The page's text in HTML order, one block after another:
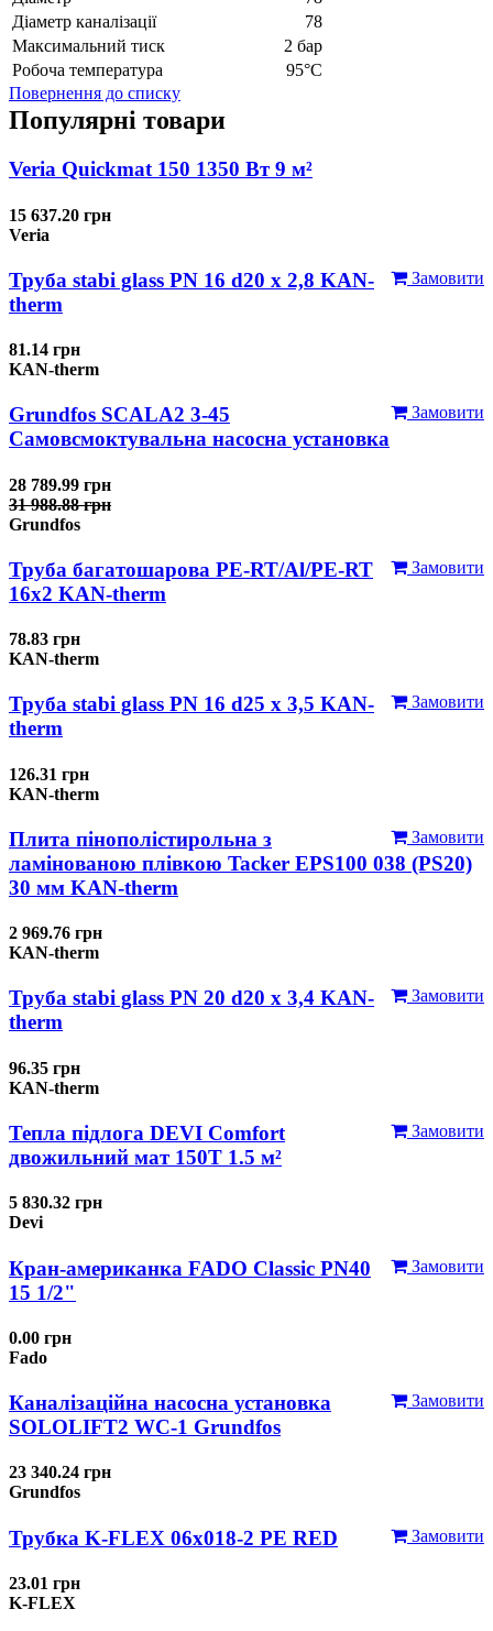
Діаметр каналізації
78
Максимальний тиск
2 бар
Робоча температура
95°С
Повернення до списку
Популярні товари
Veria Quickmat 150 1350 Вт 9 м²
15 637.20 грн
Veria
Замовити
Труба stabi glass PN 16 d20 х 2,8 KAN-
therm
81.14 грн
KAN-therm
Замовити
Grundfos SCALA2 3-45
Самовсмоктувальна насосна установка
28 789.99 грн
31 988.88 грн
Grundfos
Замовити
Труба багатошарова PE-RT/Al/PE-RT
16x2 KAN-therm
78.83 грн
KAN-therm
Замовити
Труба stabi glass PN 16 d25 х 3,5 KAN-
therm
126.31 грн
KAN-therm
Замовити
Плита пінополістирольна з
ламінованою плівкою Tacker EPS100 038 (PS20)
30 мм KAN-therm
2 969.76 грн
KAN-therm
Замовити
Труба stabi glass PN 20 d20 х 3,4 KAN-
therm
96.35 грн
KAN-therm
Замовити
Тепла підлога DEVI Comfort
двожильний мат 150T 1.5 м²
5 830.32 грн
Devi
Замовити
Кран-американка FADO Classic PN40
15 1/2"
0.00 грн
Fado
Замовити
Каналізаційна насосна установка
SOLOLIFT2 WC-1 Grundfos
23 340.24 грн
Grundfos
Замовити
Трубка K-FLEX 06x018-2 РЕ RED
23.01 грн
K-FLEX